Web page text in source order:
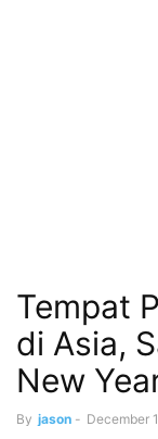
Tempat
di Asia,
New
By jason - December